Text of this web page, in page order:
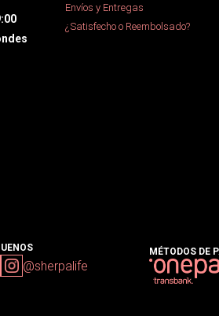
Envíos y Entregas
¿Satisfecho o Reembolsado?
@sherpalife
MÉTODOS DE